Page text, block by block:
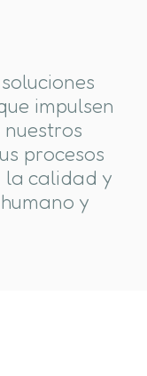
impulsen
procesos
la calidad y
y